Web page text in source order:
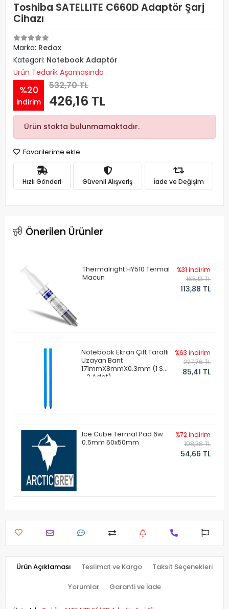
Toshiba SATELLITE C660D Adaptör Şarj
Cihazı
Marka: Redox
Kategori: Notebook Adaptör
Ürün Tedarik Aşamasında
%20
indirim
532,70 TL
426,16 TL
Ürün stokta bulunmamaktadır.
Favorilerime ekle
Hızlı Gönderi Güvenli Alışveriş İade ve Değişim
Önerilen Ürünler
Thermalright HY510 Termal
Macun
%31 indirim
165,13 TL
113,88 TL
Notebook Ekran Çift Taraflı
Uzayan Bant
171mmX8mmX0.3mm (1 Set
- 2 Adet)
%63 indirim
227,76 TL
85,41 TL
Ice Cube Termal Pad 6w
0.5mm 50x50mm
%72 indirim
198,38 TL
54,66 TL
Ürün Açıklaması Teslimat ve Kargo Taksit Seçenekleri
Yorumlar Garanti ve İade